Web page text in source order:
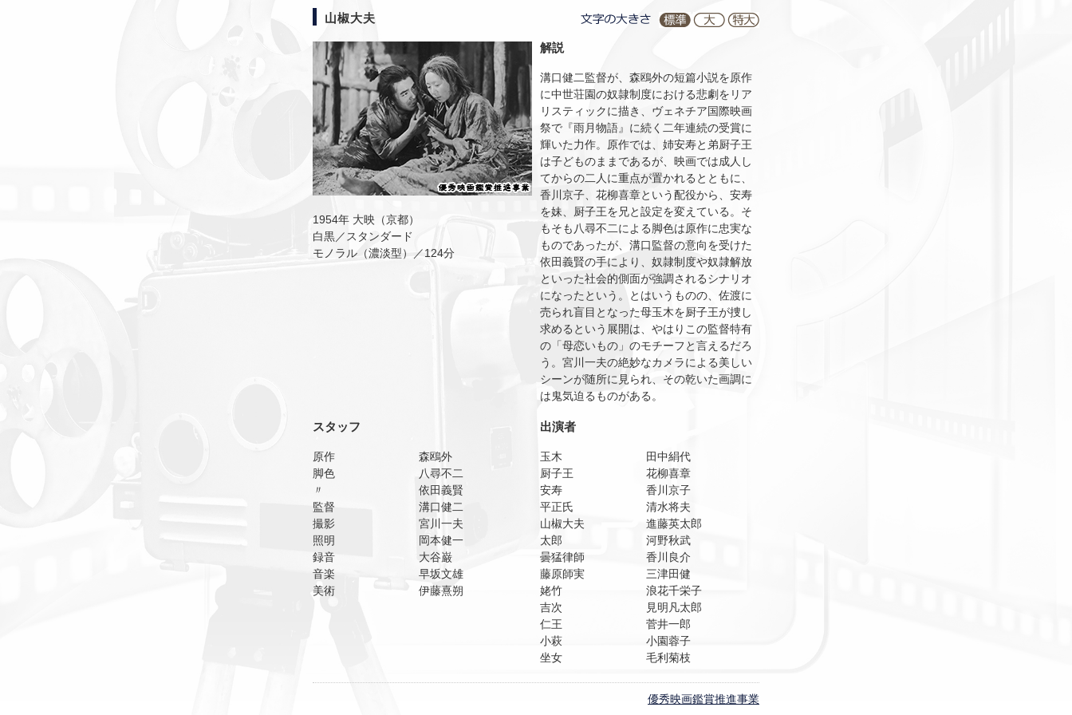
山椒大夫
1954年 大映（京都）
白黒／スタンダード
モノラル（濃淡型）／124分
解説
溝口健二監督が、森鴎外の短篇小説を原作
に中世荘園の奴隷制度における悲劇をリア
リスティックに描き、ヴェネチア国際映画
祭で『雨月物語』に続く二年連続の受賞に
輝いた力作。原作では、姉安寿と弟厨子王
は子どものままであるが、映画では成人し
てからの二人に重点が置かれるとともに、
香川京子、花柳喜章という配役から、安寿
を妹、厨子王を兄と設定を変えている。そ
もそも八尋不二による脚色は原作に忠実な
ものであったが、溝口監督の意向を受けた
依田義賢の手により、奴隷制度や奴隷解放
といった社会的側面が強調されるシナリオ
になったという。とはいうものの、佐渡に
売られ盲目となった母玉木を厨子王が捜し
求めるという展開は、やはりこの監督特有
の「母恋いもの」のモチーフと言えるだろ
う。宮川一夫の絶妙なカメラによる美しい
シーンが随所に見られ、その乾いた画調に
は鬼気迫るものがある。
スタッフ
原作
森鴎外
脚色
八尋不二
〃
依田義賢
監督
溝口健二
撮影
宮川一夫
照明
岡本健一
録音
大谷巌
音楽
早坂文雄
美術
伊藤熹朔
出演者
玉木
田中絹代
厨子王
花柳喜章
安寿
香川京子
平正氏
清水将夫
山椒大夫
進藤英太郎
太郎
河野秋武
曇猛律師
香川良介
藤原師実
三津田健
姥竹
浪花千栄子
吉次
見明凡太郎
仁王
菅井一郎
小萩
小園蓉子
坐女
毛利菊枝
優秀映画鑑賞推進事業